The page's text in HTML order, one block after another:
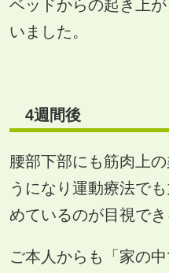
ベッドからの起き上
いました。
4週間後
腰部下部にも筋肉上
うになり運動療法で
めているのが目視で
ご本人からも「家の